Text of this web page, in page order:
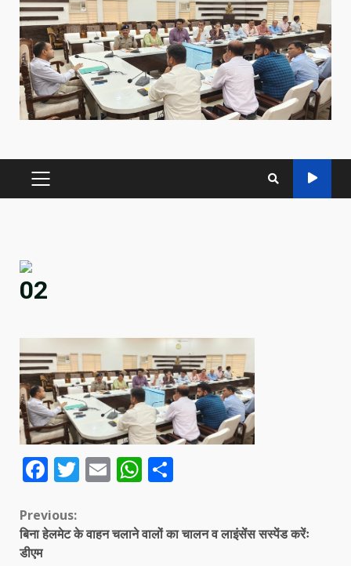
PRIMARY
MENU
02
Facebook
Twitter
EmailWhatsApp
Continue
Reading
Previous:
बिना हेलमेट के वाहन चलाने वालों का चालन व लाइंसेंस सस्पेंड करेंः
डीएम